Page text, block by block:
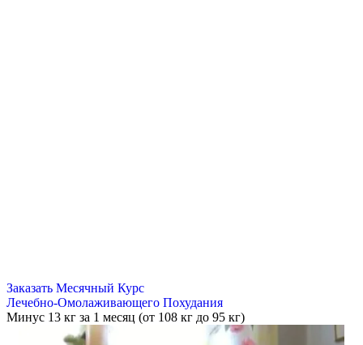
Заказать Месячный Курс
Лечебно-Омолаживающего Похудания
Минус 13 кг за 1 месяц (от 108 кг до 95 кг)